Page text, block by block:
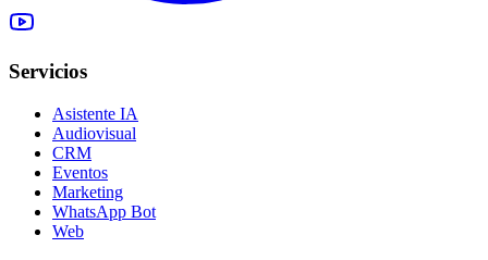
Servicios
Asistente IA
Audiovisual
CRM
Eventos
Marketing
WhatsApp Bot
Web